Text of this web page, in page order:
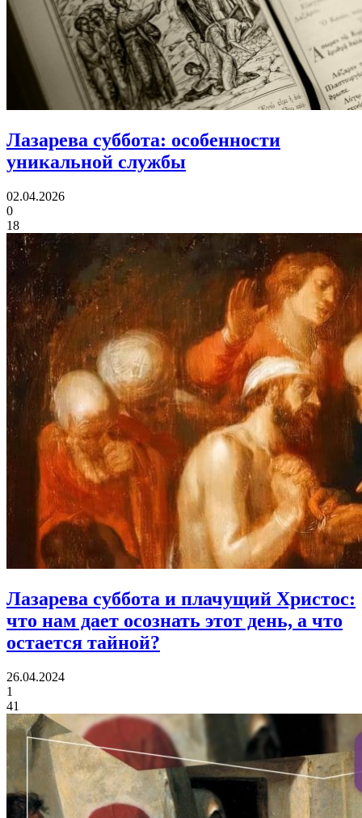
Лазарева суббота: особенности
уникальной службы
02.04.2026
0
18
Лазарева суббота и плачущий Христос:
что нам дает осознать этот день, а что
остается тайной?
26.04.2024
1
41